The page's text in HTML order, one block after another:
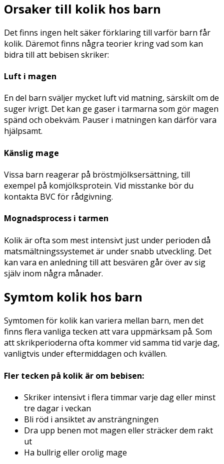
Orsaker till kolik hos barn
Det finns ingen helt säker förklaring till varför barn får
kolik. Däremot finns några teorier kring vad som kan
bidra till att bebisen skriker:
Luft i magen
En del barn sväljer mycket luft vid matning, särskilt om de
suger ivrigt. Det kan ge gaser i tarmarna som gör magen
spänd och obekväm. Pauser i matningen kan därför vara
hjälpsamt.
Känslig mage
Vissa barn reagerar på bröstmjölksersättning, till
exempel på komjölksprotein. Vid misstanke bör du
kontakta BVC för rådgivning.
Mognadsprocess i tarmen
Kolik är ofta som mest intensivt just under perioden då
matsmältningssystemet är under snabb utveckling. Det
kan vara en anledning till att besvären går över av sig
själv inom några månader.
Symtom kolik hos barn
Symtomen för kolik kan variera mellan barn, men det
finns flera vanliga tecken att vara uppmärksam på. Som
att skrikperioderna ofta kommer vid samma tid varje dag,
vanligtvis under eftermiddagen och kvällen.
Fler tecken på kolik är om bebisen:
Skriker intensivt i flera timmar varje dag eller minst
tre dagar i veckan
Bli röd i ansiktet av ansträngningen
Dra upp benen mot magen eller sträcker dem rakt
ut
Ha bullrig eller orolig mage